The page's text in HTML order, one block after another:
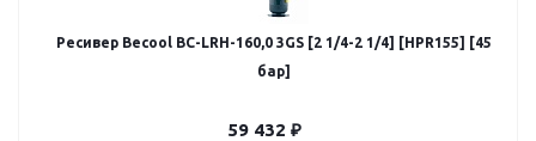
Ресивер Becool BC-LRH-160,0 3GS [2 1/4-2 1/4] [HPR155] [45
бар]
59 432 ₽